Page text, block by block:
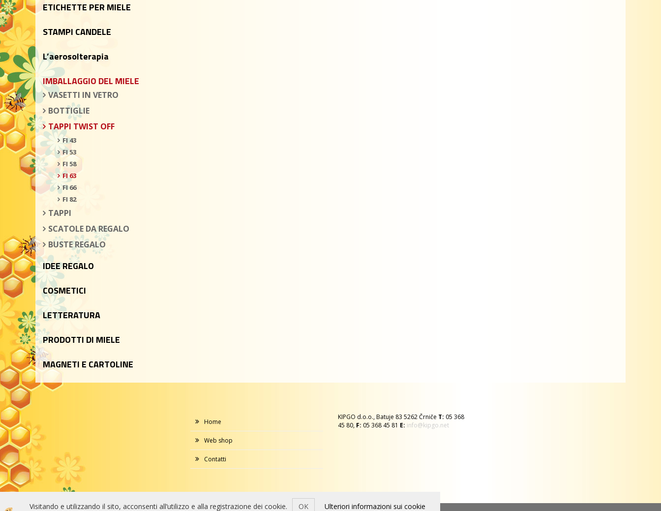
ETICHETTE PER MIELE
STAMPI CANDELE
L’aerosolterapia
IMBALLAGGIO DEL MIELE
VASETTI IN VETRO
BOTTIGLIE
TAPPI TWIST OFF
FI 43
FI 53
FI 58
FI 63
FI 66
FI 82
TAPPI
SCATOLE DA REGALO
BUSTE REGALO
IDEE REGALO
COSMETICI
LETTERATURA
PRODOTTI DI MIELE
MAGNETI E CARTOLINE
Home
Web shop
Contatti
KIPGO d.o.o., Batuje 83 5262 Črniče T: 05 368
45 80, F: 05 368 45 81 E: info@kipgo.net
Visitando e utilizzando il sito, acconsenti all’utilizzo e alla registrazione dei cookie. OK Ulteriori informazioni sui cookie